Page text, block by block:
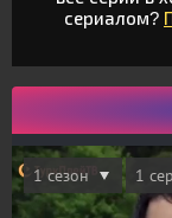
сериалом?